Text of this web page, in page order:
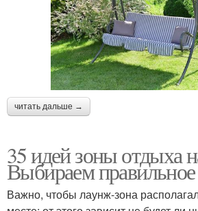
читать дальше →
35 идей зоны отдыха
Выбираем
Важно, чтобы лаунж-зона